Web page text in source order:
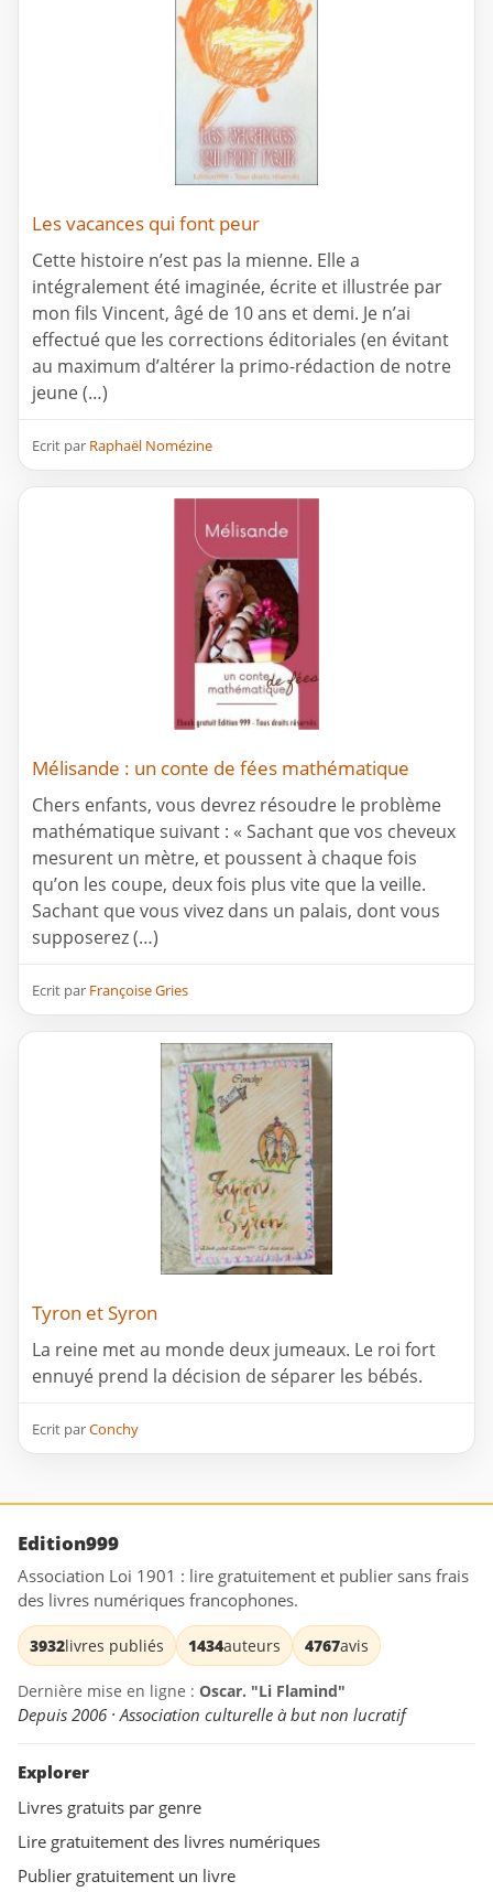
Les vacances qui font peur
Cette histoire n’est pas la mienne. Elle a
intégralement été imaginée, écrite et illustrée par
mon fils Vincent, âgé de 10 ans et demi. Je n’ai
effectué que les corrections éditoriales (en évitant
au maximum d’altérer la primo-rédaction de notre
jeune (…)
Ecrit par Raphaël Nomézine
Mélisande : un conte de fées mathématique
Chers enfants, vous devrez résoudre le problème
mathématique suivant : « Sachant que vos cheveux
mesurent un mètre, et poussent à chaque fois
qu’on les coupe, deux fois plus vite que la veille.
Sachant que vous vivez dans un palais, dont vous
supposerez (…)
Ecrit par Françoise Gries
Tyron et Syron
La reine met au monde deux jumeaux. Le roi fort
ennuyé prend la décision de séparer les bébés.
Ecrit parConchy
Edition999
Association Loi 1901 : lire gratuitement et publier sans frais
des livres numériques francophones.
3932livres publiés 1434auteurs 4767avis
Dernière mise en ligne : Oscar. "Li Flamind"
Depuis 2006 · Association culturelle à but non lucratif
Explorer
Livres gratuits par genre
Lire gratuitement des livres numériques
Publier gratuitement un livre